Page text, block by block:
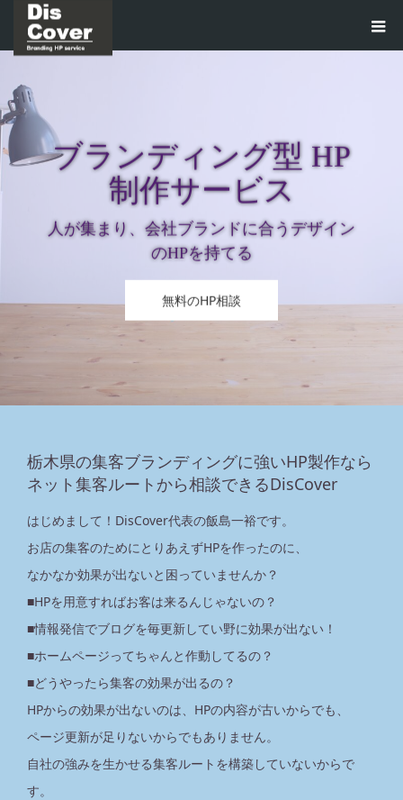
ブランディング型 HP
制作サービス
人が集まり、会社ブランドに合うデザイン
のHPを持てる
無料のHP相談
栃木県の集客ブランディングに強いHP製作なら
ネット集客ルートから相談できるDisCover
はじめまして！DisCover代表の飯島一裕です。
お店の集客のためにとりあえずHPを作ったのに、
なかなか効果が出ないと困っていませんか？
■HPを用意すればお客は来るんじゃないの？
■情報発信でブログを毎更新してい野に効果が出ない！
■ホームページってちゃんと作動してるの？
■どうやったら集客の効果が出るの？
HPからの効果が出ないのは、HPの内容が古いからでも、
ページ更新が足りないからでもありません。
自社の強みを生かせる集客ルートを構築していないからで
す。